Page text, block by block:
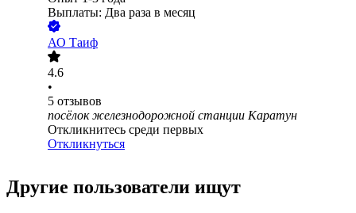
Выплаты: Два раза в месяц
АО Таиф
4.6
•
5 отзывов
посёлок железнодорожной станции Каратун
Откликнитесь среди первых
Откликнуться
Другие пользователи ищут